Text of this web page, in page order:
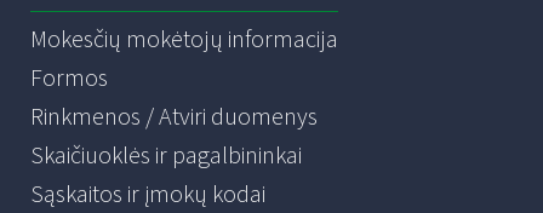
Mokesčių mokėtojų informacija
Formos
Rinkmenos / Atviri duomenys
Skaičiuoklės ir pagalbininkai
Sąskaitos ir įmokų kodai